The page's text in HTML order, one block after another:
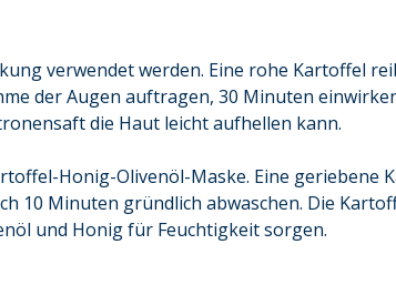
verwendet werden. Eine rohe Kartoffel
der Augen auftragen, 30 Minuten
die Haut leicht aufhellen kann.
Honig-Olivenöl-Maske. Eine geriebene
10 Minuten gründlich abwaschen. Die
und Honig für Feuchtigkeit sorgen.